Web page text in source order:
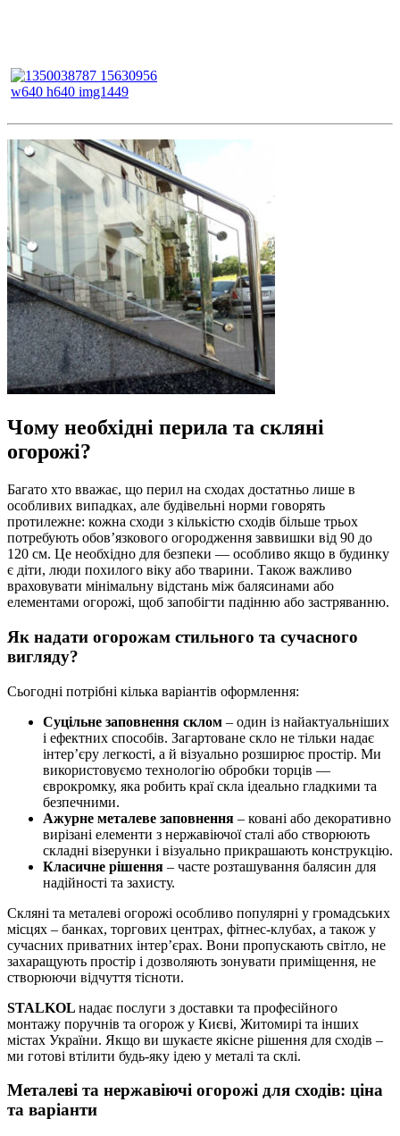
Чому необхідні перила та скляні
огорожі?
Багато хто вважає, що перил на сходах достатньо лише в
особливих випадках, але будівельні норми говорять
протилежне: кожна сходи з кількістю сходів більше трьох
потребують обов’язкового огородження заввишки від 90 до
120 см. Це необхідно для безпеки — особливо якщо в будинку
є діти, люди похилого віку або тварини. Також важливо
враховувати мінімальну відстань між балясинами або
елементами огорожі, щоб запобігти падінню або застряванню.
Як надати огорожам стильного та сучасного
вигляду?
Сьогодні потрібні кілька варіантів оформлення:
Суцільне заповнення склом – один із найактуальніших
і ефектних способів. Загартоване скло не тільки надає
інтер’єру легкості, а й візуально розширює простір. Ми
використовуємо технологію обробки торців —
єврокромку, яка робить краї скла ідеально гладкими та
безпечними.
Ажурне металеве заповнення – ковані або декоративно
вирізані елементи з нержавіючої сталі або створюють
складні візерунки і візуально прикрашають конструкцію.
Класичне рішення – часте розташування балясин для
надійності та захисту.
Скляні та металеві огорожі особливо популярні у громадських
місцях – банках, торгових центрах, фітнес-клубах, а також у
сучасних приватних інтер’єрах. Вони пропускають світло, не
захаращують простір і дозволяють зонувати приміщення, не
створюючи відчуття тісноти.
STALKOL надає послуги з доставки та професійного
монтажу поручнів та огорож у Києві, Житомирі та інших
містах України. Якщо ви шукаєте якісне рішення для сходів –
ми готові втілити будь-яку ідею у металі та склі.
Металеві та нержавіючі огорожі для сходів: ціна
та варіанти